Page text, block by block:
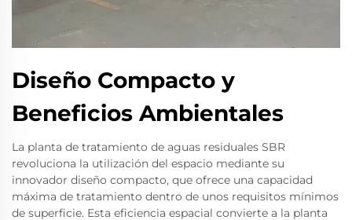
Diseño Compacto y
Beneficios Ambientales
La planta de tratamiento de aguas residuales SBR
revoluciona la utilización del espacio mediante su
innovador diseño compacto, que ofrece una capacidad
máxima de tratamiento dentro de unos requisitos mínimos
de superficie. Esta eficiencia espacial convierte a la planta